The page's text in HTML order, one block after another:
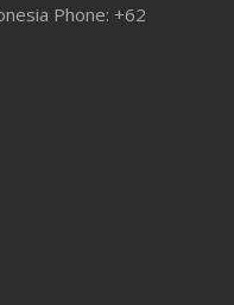
Phone: +62